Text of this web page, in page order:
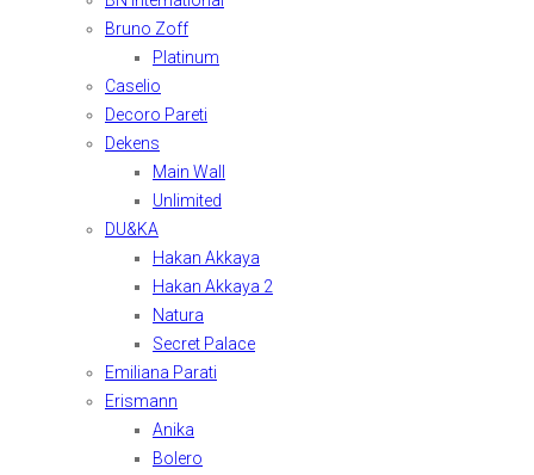
Bruno Zoff
Platinum
Caselio
Decoro Pareti
Dekens
Main Wall
Unlimited
DU&KA
Hakan Akkaya
Hakan Akkaya 2
Natura
Secret Palace
Emiliana Parati
Erismann
Anika
Bolero